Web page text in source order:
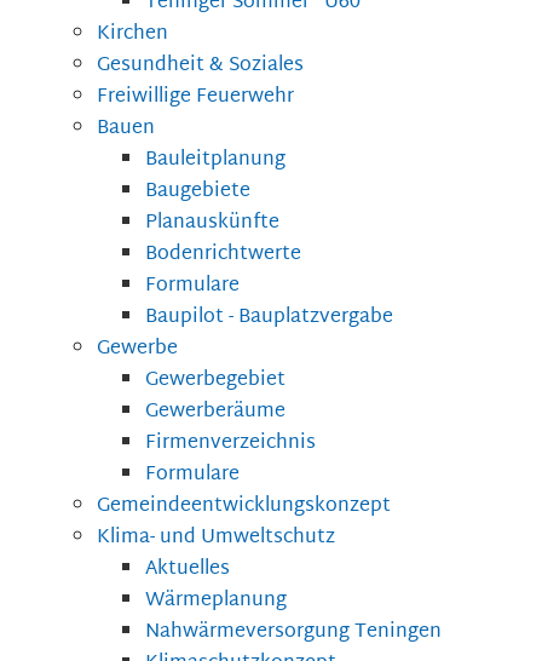
Kirchen
Gesundheit & Soziales
Freiwillige Feuerwehr
Bauen
Bauleitplanung
Baugebiete
Planauskünfte
Bodenrichtwerte
Formulare
Baupilot - Bauplatzvergabe
Gewerbe
Gewerbegebiet
Gewerberäume
Firmenverzeichnis
Formulare
Gemeindeentwicklungskonzept
Klima- und Umweltschutz
Aktuelles
Wärmeplanung
Nahwärmeversorgung Teningen